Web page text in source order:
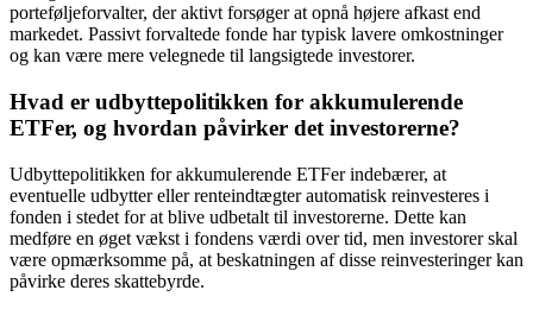
porteføljeforvalter, der aktivt forsøger at opnå højere afkast end
markedet. Passivt forvaltede fonde har typisk lavere omkostninger
og kan være mere velegnede til langsigtede investorer.
Hvad er udbyttepolitikken for akkumulerende
ETFer, og hvordan påvirker det investorerne?
Udbyttepolitikken for akkumulerende ETFer indebærer, at
eventuelle udbytter eller renteindtægter automatisk reinvesteres i
fonden i stedet for at blive udbetalt til investorerne. Dette kan
medføre en øget vækst i fondens værdi over tid, men investorer skal
være opmærksomme på, at beskatningen af disse reinvesteringer kan
påvirke deres skattebyrde.